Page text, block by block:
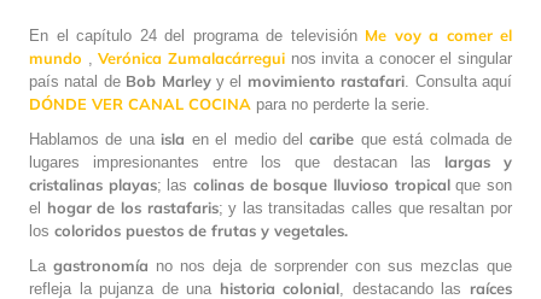
En el capítulo 24 del programa de televisión Me voy a comer el
mundo
,Verónica Zumalacárregui nos invita a conocer el singular
país natal de Bob Marleyy el movimiento rastafari . Consulta aquí
DÓNDE VER CANAL COCINA para no perderte la serie.
Hablamos de unaisla en el medio delcaribe que está colmada de
lugares impresionantes entre los que destacan las largas y
cristalinas playas; lascolinas de bosque lluvioso tropicalque son
el hogar de los rastafaris; y las transitadas calles que resaltan por
los coloridos puestos de frutas y vegetales.
Lagastronomía no nos deja de sorprender con sus mezclas que
refleja la pujanza de una historia colonial , destacando las raíces